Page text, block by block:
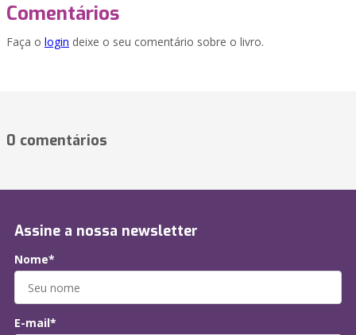
Comentários
Faça o login deixe o seu comentário sobre o livro.
0 comentários
Assine a nossa newsletter
Nome*
E-mail*